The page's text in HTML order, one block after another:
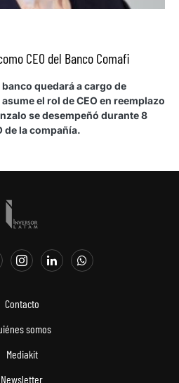
CEO del Banco Comafi
quedará a cargo de
el rol de CEO en reemplazo
se desempeñó durante 8
de la compañía.
Contacto
somos
Mediakit
Newsletter